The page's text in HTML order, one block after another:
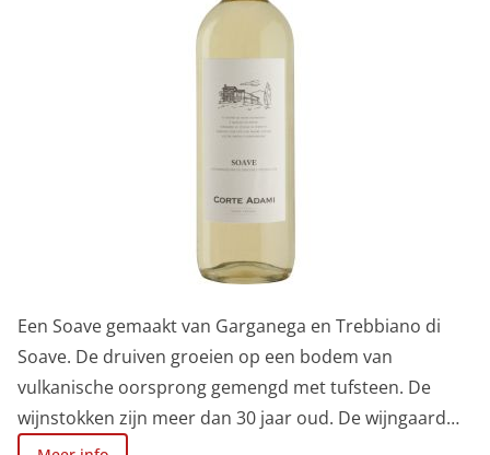
Een Soave gemaakt van Garganega en Trebbiano di
Soave. De druiven groeien op een bodem van
vulkanische oorsprong gemengd met tufsteen. De
wijnstokken zijn meer dan 30 jaar oud. De wijngaard
ligt op een hoogte van 350m, in Castelcerino. De